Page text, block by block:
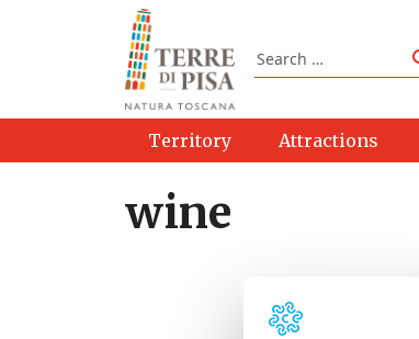
Search
Territory Attractions
wine